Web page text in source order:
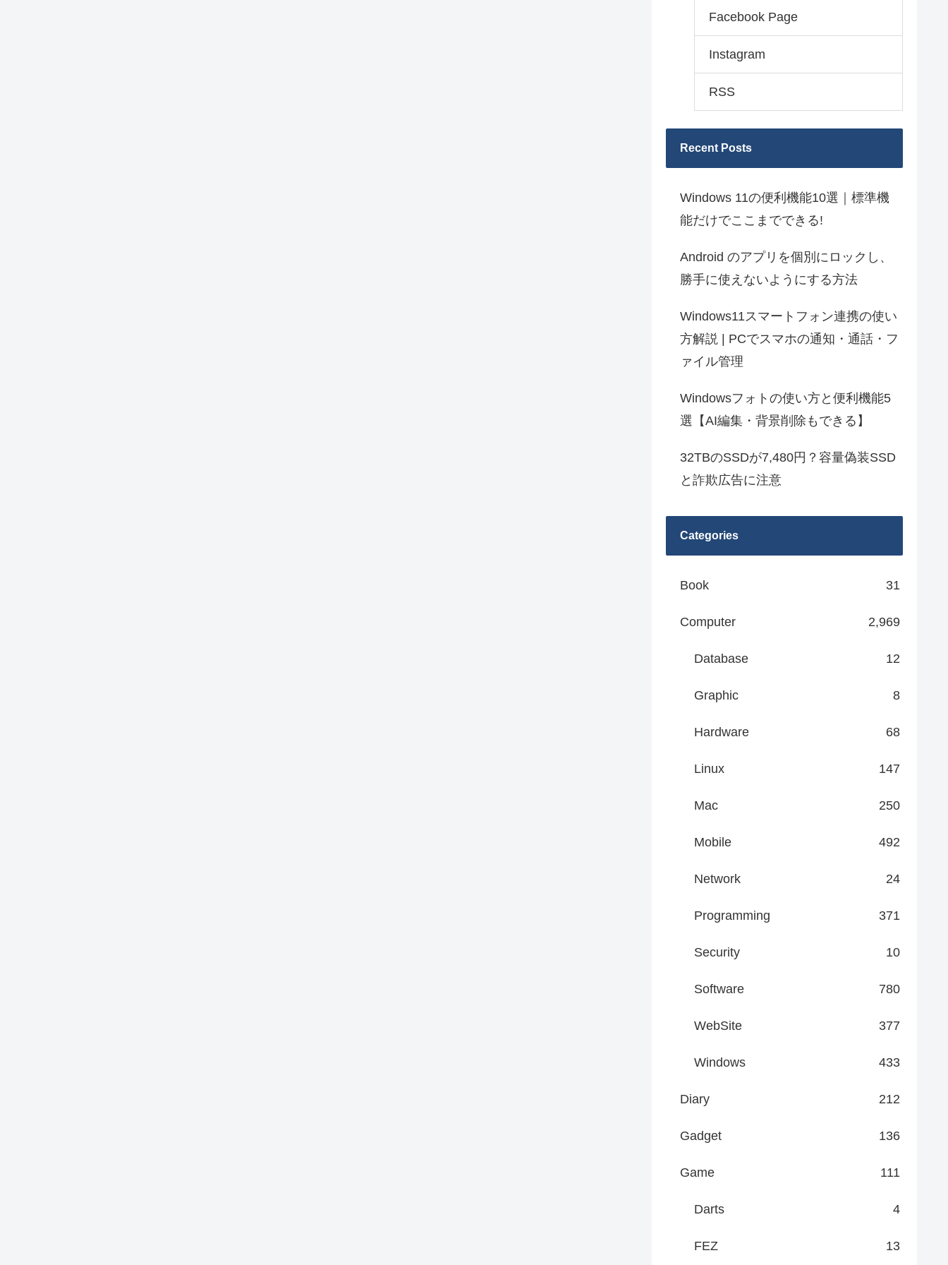
Facebook Page
Instagram
RSS
Recent Posts
Windows 11の便利機能10選｜標準機
能だけでここまでできる!
Android のアプリを個別にロックし、
勝手に使えないようにする方法
Windows11スマートフォン連携の使い
方解説 | PCでスマホの通知・通話・フ
ァイル管理
Windowsフォトの使い方と便利機能5
選【AI編集・背景削除もできる】
32TBのSSDが7,480円？容量偽装SSD
と詐欺広告に注意
Categories
Book 31
Computer 2,969
Database 12
Graphic 8
Hardware 68
Linux 147
Mac 250
Mobile 492
Network 24
Programming 371
Security 10
Software 780
WebSite 377
Windows 433
Diary 212
Gadget 136
Game 111
Darts 4
FEZ 13